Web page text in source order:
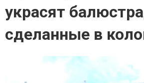
украсят
сделанные в